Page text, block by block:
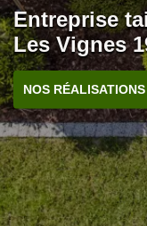
Entreprise
Les Vignes
NOS RÉALISATIONS